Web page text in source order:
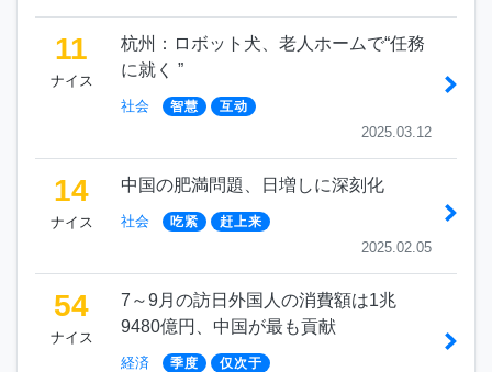
11
ナイス
杭州：ロボット犬、老人ホームで“任務
に就く ”
社会 智慧 互动
2025.03.12
14
ナイス
中国の肥満問題、日増しに深刻化
社会 吃紧 赶上来
2025.02.05
54
ナイス
7～9月の訪日外国人の消費額は1兆
9480億円、中国が最も貢献
経済 季度 仅次于